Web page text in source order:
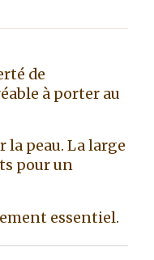
de
à porter au
la peau. La large
pour un
essentiel.